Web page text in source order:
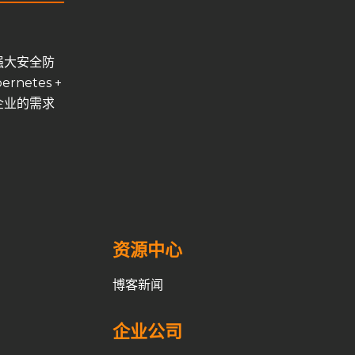
安全防
+
的需求
资源中心
博客新闻
企业公司